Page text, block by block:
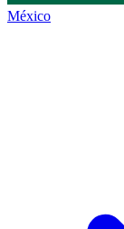
México